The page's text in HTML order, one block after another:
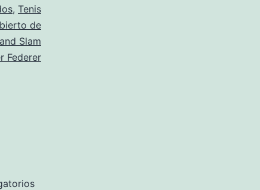
, Tenis
de
Slam
Federer